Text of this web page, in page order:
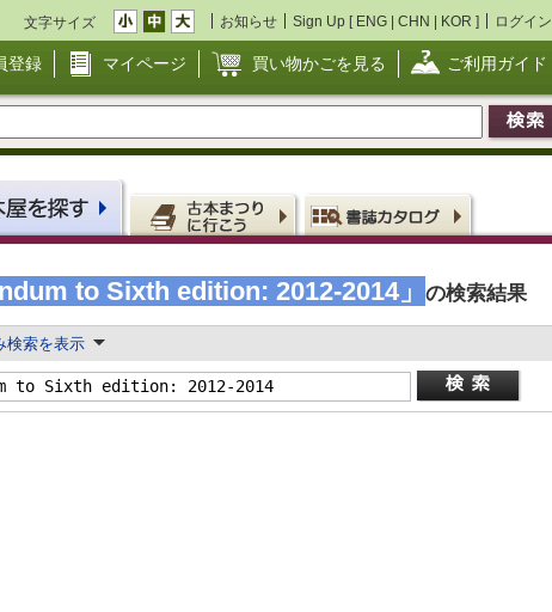
文字サイズ お知らせ Sign Up [ ENG | CHN | KOR ] ログイン
登録 マイページ 買い物かごを見る ご利用ガイド
to Sixth edition: 2012-2014」 の検索結果
検索を表示